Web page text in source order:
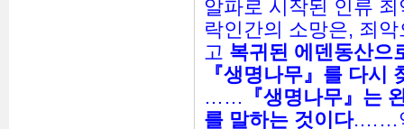
알파로 시작된 인류
락인간의 소망은, 죄
고 복귀된 에덴동산으
『생명나무』 를 다시
……
『생명나무』 는
를 말하는 것이다.……